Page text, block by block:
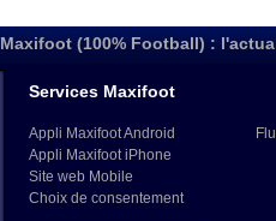
Maxifoot (100% Football) :
Services Maxifoot
Appli Maxifoot Android
Appli Maxifoot iPhone
Site web Mobile
Choix de consentement